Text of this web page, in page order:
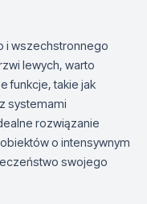
i wszechstronnego
lewych, warto
funkcje, takie jak
systemami
rozwiązanie
o intensywnym
swojego